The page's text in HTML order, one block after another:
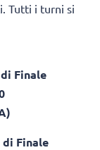
Tutti i turni si
Finale
di Finale